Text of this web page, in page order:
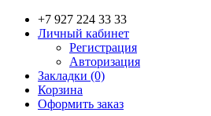
+7 927 224 33 33
Личный кабинет
Регистрация
Авторизация
Закладки (0)
Корзина
Оформить заказ